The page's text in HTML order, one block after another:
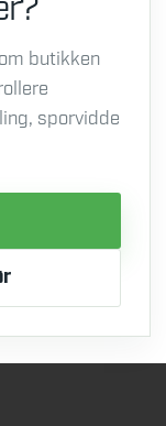
butikken
sporvidde